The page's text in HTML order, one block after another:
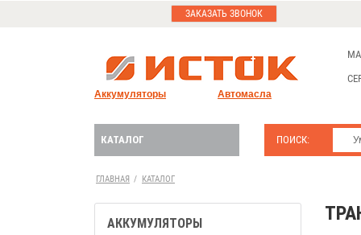
ЗАКАЗАТЬ ЗВОНОК
Аккумуляторы Автомасла
ПОИСК:
КАТАЛОГ
АККУМУЛЯТОРЫ
ГЛАВНАЯ / КАТАЛОГ